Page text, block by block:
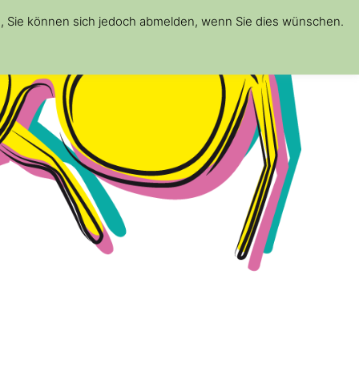
können sich jedoch abmelden, wenn Sie dies wünschen.